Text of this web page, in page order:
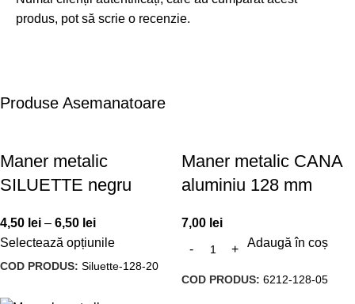
produs, pot să scrie o recenzie.
Produse Asemanatoare
Maner metalic
SILUETTE negru
4,50 lei – 6,50 lei
Selectează opțiunile
COD PRODUS: Siluette-128-20
Maner metalic CANA
aluminiu 128 mm
7,00 lei
Adaugă în coș
COD PRODUS: 6212-128-05